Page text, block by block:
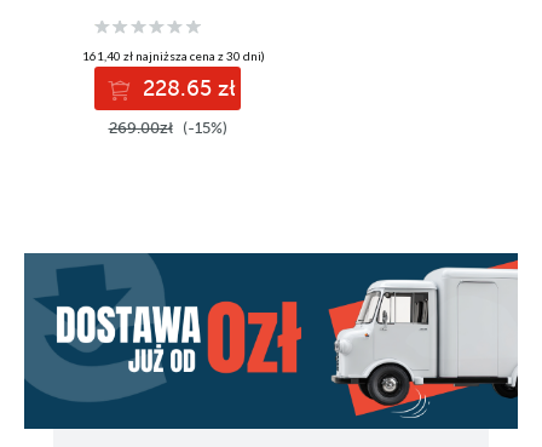
(161,40 zł najniższa cena z 30 dni)
228.65 zł
269.00zł (-15%)